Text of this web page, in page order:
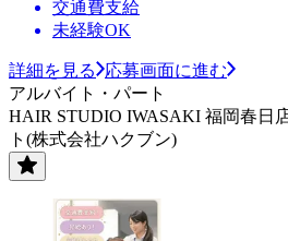
交通費支給
未経験OK
詳細を見る
応募画面に進む
アルバイト・パート
HAIR STUDIO IWASAKI 福岡春日
ト(株式会社ハクブン)